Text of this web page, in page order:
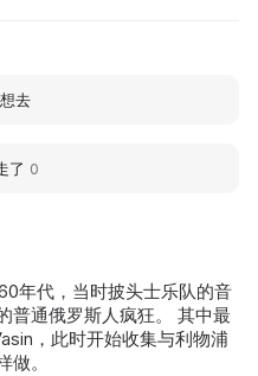
年代，当时披头士乐队的音
普通俄罗斯人疯狂。 其中最
，此时开始收集与利物浦
。
去
了 0